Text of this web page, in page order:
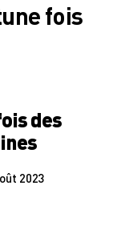
fois
des
2023